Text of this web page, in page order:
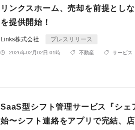
リンクスホーム、売却を前提とし
を提供開始！
Links株式会社 プレスリリース
2026年02月02日 01時 不動産 サービス
SaaS型シフト管理サービス『シ
始〜シフト連絡をアプリで完結、